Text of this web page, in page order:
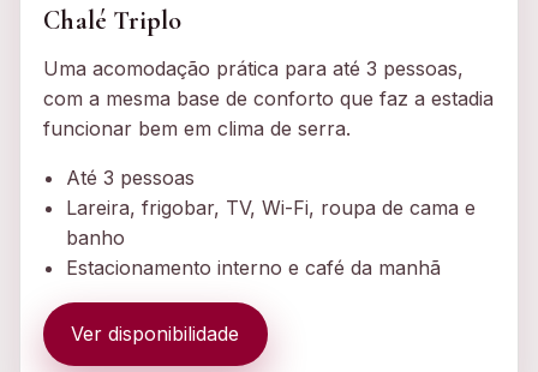
Chalé Triplo
Uma acomodação prática para até 3 pessoas,
com a mesma base de conforto que faz a estadia
funcionar bem em clima de serra.
Até 3 pessoas
Lareira, frigobar, TV, Wi-Fi, roupa de cama e
banho
Estacionamento interno e café da manhã
Ver disponibilidade